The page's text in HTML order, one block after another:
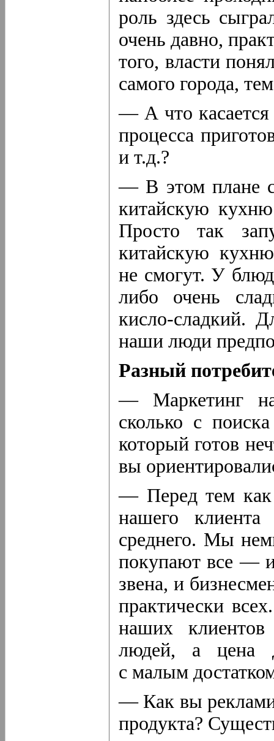
роль здесь
очень давно,
того, власти
самого города,
— А что касается
процесса
и т.д.?
— В этом плане
китайскую
Просто так
китайскую
не смогут. У
либо очень
кисло-сладкий.
наши люди
Разный
— Маркетинг
сколько с
который готов
вы
— Перед тем как
нашего
среднего. Мы
покупают все —
звена, и
практически
наших клиентов
людей, а цена
с малым
— Как вы
продукта?